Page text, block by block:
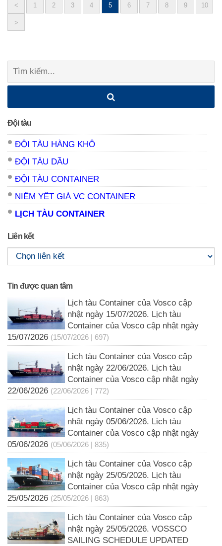
Posts
navigation
< 1 2 3 4 5 6 7 8 9 10
>
Tìm
Đội tàu
ĐỘI TÀU HÀNG KHÔ
ĐỘI TÀU DẦU
ĐỘI TÀU CONTAINER
NIÊM YẾT GIÁ VC CONTAINER
LỊCH TÀU CONTAINER
Liên kết
Tin được quan tâm
Lịch tàu Container của Vosco cập
nhật ngày 15/07/2026. Lịch tàu
Container của Vosco cập nhật ngày
15/07/2026 (15/07/2026 | 697)
Lịch tàu Container của Vosco cập
nhật ngày 22/06/2026. Lịch tàu
Container của Vosco cập nhật ngày
22/06/2026 (22/06/2026 | 772)
Lịch tàu Container của Vosco cập
nhật ngày 05/06/2026. Lịch tàu
Container của Vosco cập nhật ngày
05/06/2026 (05/06/2026 | 835)
Lịch tàu Container của Vosco cập
nhật ngày 25/05/2026. Lịch tàu
Container của Vosco cập nhật ngày
25/05/2026 (25/05/2026 | 863)
Lịch tàu Container của Vosco cập
nhật ngày 25/05/2026. VOSSCO
SAILING SCHEDULE UPDATED